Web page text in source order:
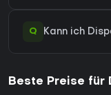
Q Kann ich
Beste Preise für